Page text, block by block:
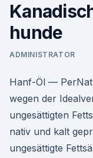
hunde
ADMINISTRATOR
Hanf-Öl —
wegen der
ungesättigten
nativ und kalt
ungesättigte